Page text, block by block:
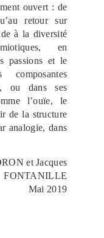
ouvert : de
retour sur
à la diversité
en
passions et le
ou dans ses
l’ouïe, le
de la structure
analogie, dans
et Jacques
FONTANILLE
Mai 2019